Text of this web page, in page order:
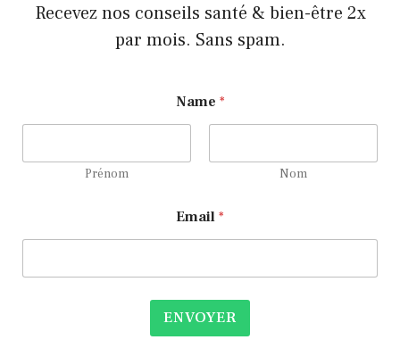
Recevez nos conseils santé & bien-être 2x
par mois. Sans spam.
Name *
Prénom Nom
E
m
E
m
a
Email *
ENVOYER